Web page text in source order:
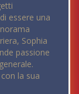
essere una
Sophia
passione
la sua